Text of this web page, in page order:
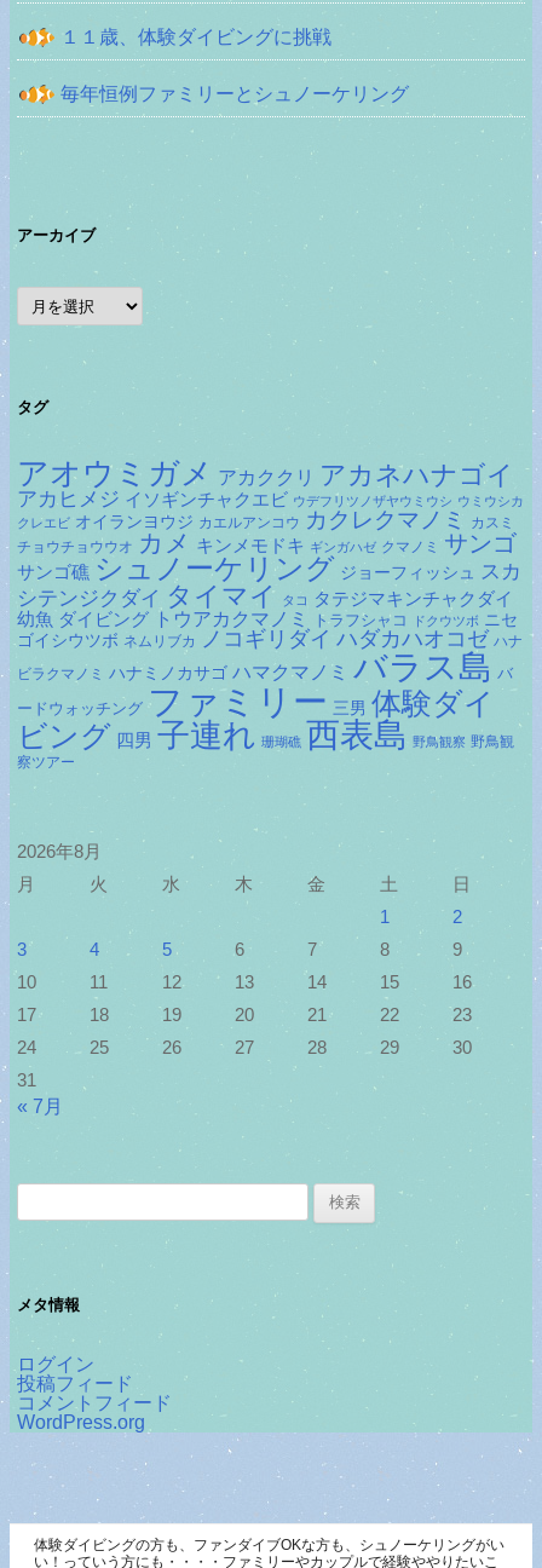
１１歳、体験ダイビングに挑戦
毎年恒例ファミリーとシュノーケリング
アーカイブ
ア
ー
タグ
アオウミガメ アカククリ アカネハナゴイ
アカヒメジ イソギンチャクエビ ウデフリツノザヤウミウシ ウミウシカ
クレエビ オイランヨウジ カエルアンコウ カクレクマノミ
カスミ
チョウチョウウオ カメ キンメモドキ ギンガハゼ クマノミ サンゴ
サンゴ礁 シュノーケリング ジョーフィッシュ
スカ
シテンジクダイ タイマイ タコ
タテジマキンチャクダイ
幼魚 ダイビング トウアカクマノミ トラフシャコ ドクウツボ
ニセ
ゴイシウツボ ネムリブカ ノコギリダイ ハダカハオコゼ ハナ
ビラクマノミ ハナミノカサゴ ハマクマノミ バラス島 バ
ードウォッチング ファミリー 三男 体験ダイ
ビング 四男 子連れ 珊瑚礁 西表島 野鳥観察 野鳥観
察ツアー
2026年8月
月
火 水 木 金 土
日
1
2
3
4 5 6 7 8
9
10
11 12 13 14 15
16
17
18 19 20 21 22
23
24
25 26 27 28 29
30
31
« 7月
メタ情報
ログイン
投稿フィード
コメントフィード
WordPress.org
体験ダイビングの方も、ファンダイブOKな方も、シュノーケリングがい
い！っていう方にも・・・・ファミリーやカップルで経験ややりたいこ